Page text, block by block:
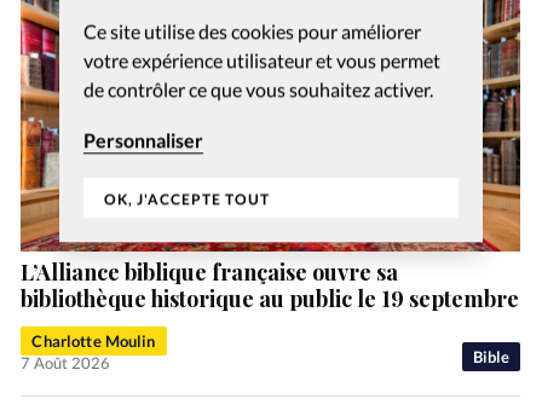
Ce site utilise des cookies pour améliorer
votre expérience utilisateur et vous permet
de contrôler ce que vous souhaitez activer.
Personnaliser
OK, J'ACCEPTE TOUT
Bible
L’Alliance biblique française ouvre sa
bibliothèque historique au public le 19 septembre
Charlotte Moulin
7 Août 2026